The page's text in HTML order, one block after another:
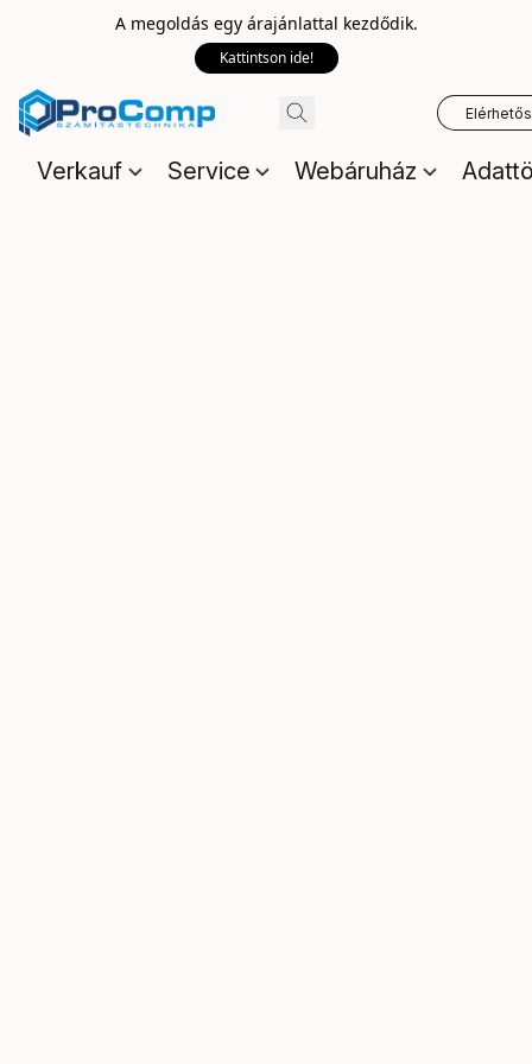
A megoldás egy árajánlattal kezdődik.
Kattintson ide!
Verkauf Service Webáruház